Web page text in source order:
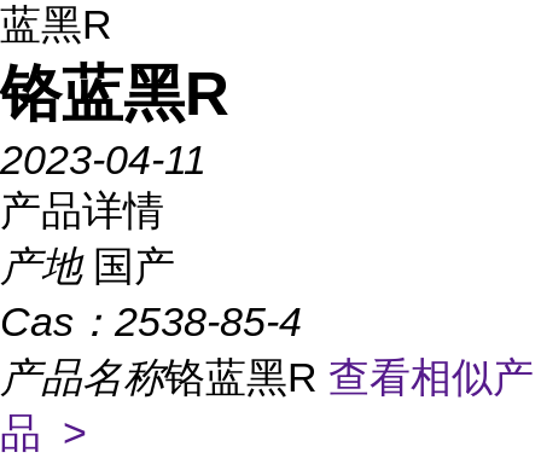
蓝黑R
铬蓝黑R
2023-04-11
产品详情
产地 国产
Cas： 2538-85-4
产品名称铬蓝黑R 查看相似产
品 >